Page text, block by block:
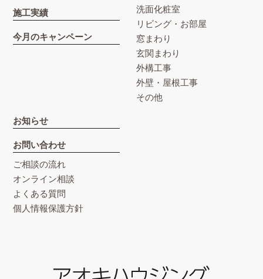
施工実績
今月のキャンペーン
洗面化粧室
リビング・お部屋
窓まわり
玄関まわり
外構工事
外壁・屋根工事
その他
お知らせ
お問い合わせ
ご相談の流れ
オンライン相談
よくある質問
個人情報保護方針